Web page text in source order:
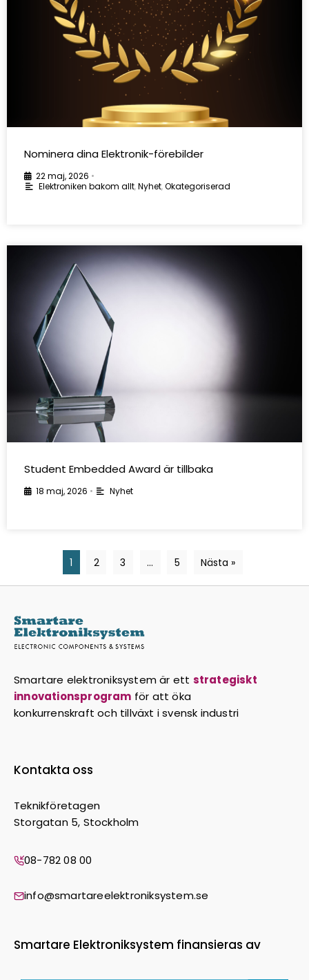
Nominera dina Elektronik-förebilder
22 maj, 2026 •
Elektroniken bakom allt,Nyhet,Okategoriserad
Student Embedded Award är tillbaka
18 maj, 2026 • Nyhet
1 2 3 … 5 Nästa »
Smartare elektroniksystem är ett strategiskt
innovationsprogram för att öka
konkurrenskraft och tillväxt i svensk industri
Kontakta oss
Teknikföretagen
Storgatan 5, Stockholm
08-782 08 00
info@smartareelektroniksystem.se
Smartare Elektroniksystem finansieras av